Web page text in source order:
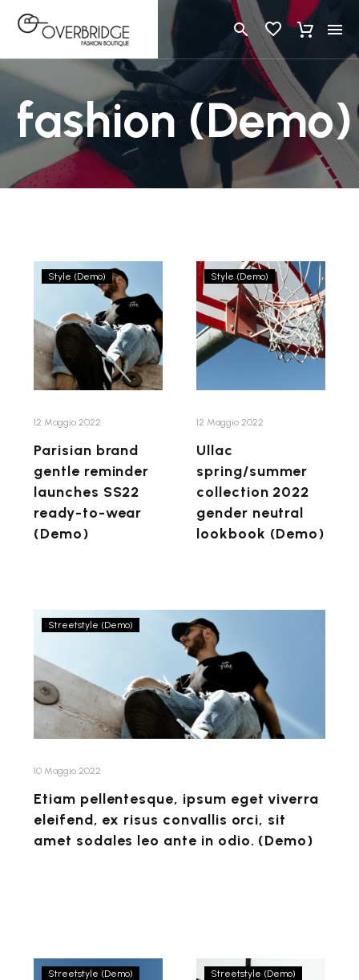
fashion (Demo)
Parisian
brand
gentle
reminder
launches
SS22
to-
wear
(Demo)
Style (Demo)
12 Maggio 2022
Parisian brand
gentle reminder
launches SS22
ready-to-wear
(Demo)
Ullac
spring/summer
collection
2022
gender
(Demo)
Style (Demo)
12 Maggio 2022
Ullac
spring/summer
collection 2022
gender neutral
lookbook (Demo)
Etiam
pellentesque,
ipsum
eget
viverra
eleifend,
convallis
orci,
sit
odio.
Streetstyle (Demo)
10 Maggio 2022
Etiam pellentesque, ipsum eget viverra
eleifend, ex risus convallis orci, sit
amet sodales leo ante in odio. (Demo)
Parisian
Streetstyle (Demo)
Ullac
Streetstyle (Demo)